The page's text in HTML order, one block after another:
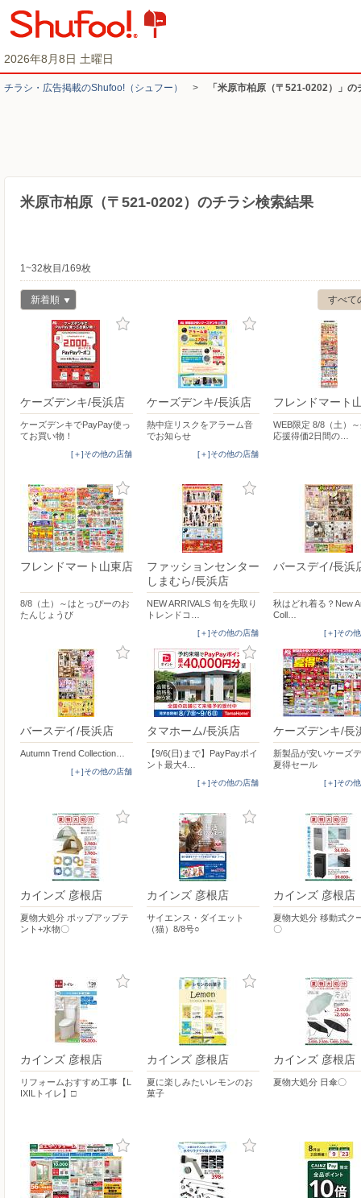
2026年8月8日 土曜日
チラシ・​広告掲載の​Shufoo!​（シュフー） > 「米原市柏原（〒521-0202）」
米原市柏原（〒521-0202）のチラシ検索結果
1~32枚目/169枚
すべて
新着順
ケーズデンキ/長浜店
ケーズデンキでPayPay使っ
てお買い物！
[＋]その他の店舗
ケーズデンキ/長浜店
熱中症リスクをアラーム音
でお知らせ
[＋]その他の店舗
フレンドマート
WEB限定 8/8（土）
応援得価2日間の…
フレンドマート山東店
8/8（土）～はとっぴーのお
たんじょうび
ファッションセンター
しまむら/長浜店
NEW ARRIVALS 旬を先取り
トレンドコ…
[＋]その他の店舗
バースデイ/長浜
秋はどれ着る？New
Coll…
[＋]その
バースデイ/長浜店
Autumn Trend Collection…
[＋]その他の店舗
タマホーム/長浜店
【9/6(日)まで】PayPayポイ
ント最大4…
[＋]その他の店舗
ケーズデンキ/長
新製品が安いケーズ
夏得セール
[＋]その
カインズ 彦根店
夏物大処分 ポップアップテ
ント+水物〇
カインズ 彦根店
サイエンス・ダイエット
（猫）8/8号○
カインズ 彦根店
夏物大処分 移動式ク
〇
カインズ 彦根店
リフォームおすすめ工事【L
IXILトイレ】□
カインズ 彦根店
夏に楽しみたいレモンのお
菓子
カインズ 彦根店
夏物大処分 日傘〇